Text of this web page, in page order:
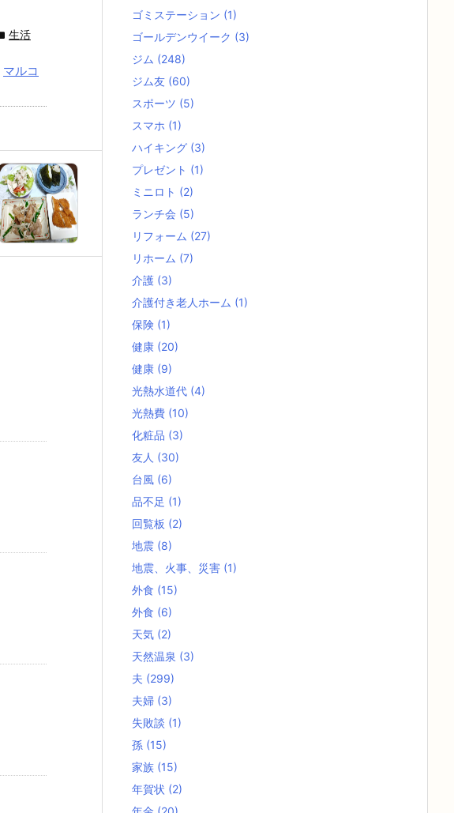
生活
マルコ
ゴミステーション (1)
ゴールデンウイーク (3)
ジム (248)
ジム友 (60)
スポーツ (5)
スマホ (1)
ハイキング (3)
プレゼント (1)
ミニロト (2)
ランチ会 (5)
リフォーム (27)
リホーム (7)
介護 (3)
介護付き老人ホーム (1)
保険 (1)
健康 (20)
健康 (9)
光熱水道代 (4)
光熱費 (10)
化粧品 (3)
友人 (30)
台風 (6)
品不足 (1)
回覧板 (2)
地震 (8)
地震、火事、災害 (1)
外食 (15)
外食 (6)
天気 (2)
天然温泉 (3)
夫 (299)
夫婦 (3)
失敗談 (1)
孫 (15)
家族 (15)
年賀状 (2)